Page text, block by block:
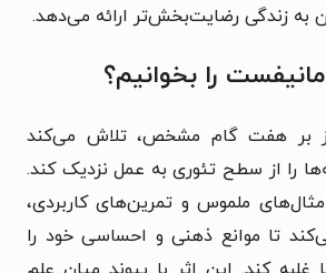
به زندگی رضایت‌بخش‌تر ارائه می‌دهد.
را بخوانیم؟
بر هفت گام مشخص، تلاش می‌کند
را از سطح تئوری به عمل نزدیک کند.
ملموس و تمرین‌های کاربردی،
تا موانع ذهنی و احساسی خود را